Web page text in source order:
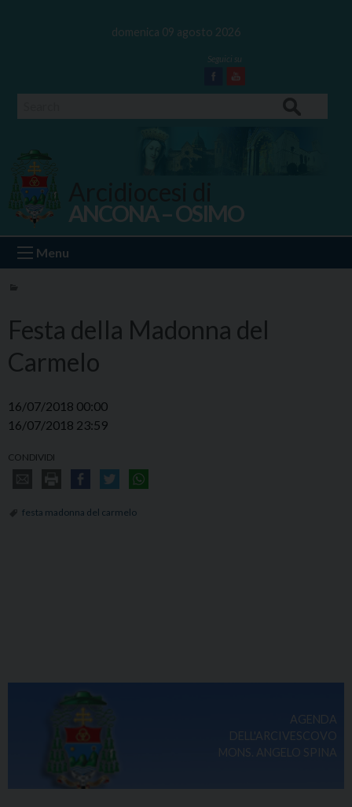
domenica 09 agosto 2026
Facebook
Youtube
Ancona Osimo
ANCONA – OSIMO
Menu
Festa della Madonna del
Carmelo
16/07/2018 00:00
16/07/2018 23:59
CONDIVIDI
festa madonna del carmelo
AGENDA
DELL'ARCIVESCOVO
MONS. ANGELO SPINA